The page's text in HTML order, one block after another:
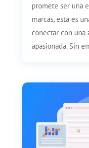
promete ser una
marcas, esta es
conectar con una
apasionada. Sin